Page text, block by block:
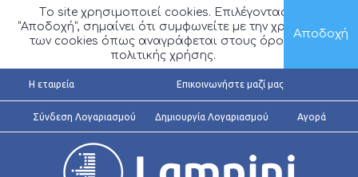
Τo site χρησιμοποιεί cookies. Επιλέγοντας
“Αποδοχή”, σημαίνει ότι συμφωνείτε με την χρήση
των cookies όπως αναγράφεται στους όρους
πολιτικής χρήσης.
Αποδοχή
H εταιρεία Επικοινωνήστε μαζί μας
Σύνδεση Λογαριασμού Δημιουργία Λογαριασμού Αγορά